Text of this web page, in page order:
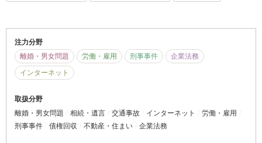
注力分野
離婚・男女問題
労働・雇用 刑事事件
企業法務
インターネット
取扱分野
離婚・男女問題
相続・遺言 交通事故 インターネット
労働・雇用
刑事事件
債権回収 不動産・住まい 企業法務